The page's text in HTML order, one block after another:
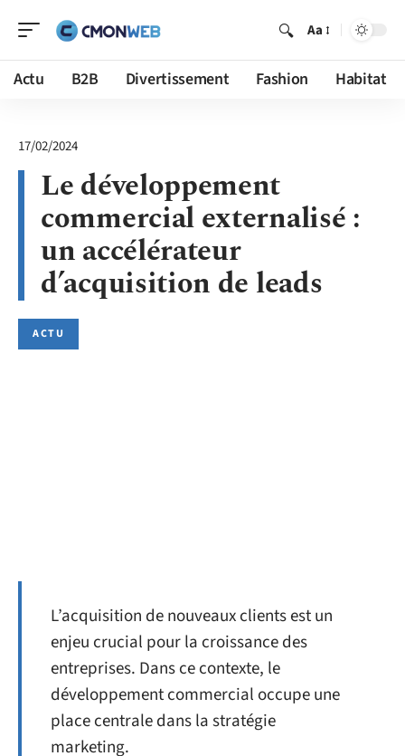
Aa
Actu B2B Divertissement Fashion Habitat
17/02/2024
Le développement
commercial externalisé :
un accélérateur
d’acquisition de leads
ACTU
L’acquisition de nouveaux clients est un
enjeu crucial pour la croissance des
entreprises. Dans ce contexte, le
développement commercial occupe une
place centrale dans la stratégie
marketing.